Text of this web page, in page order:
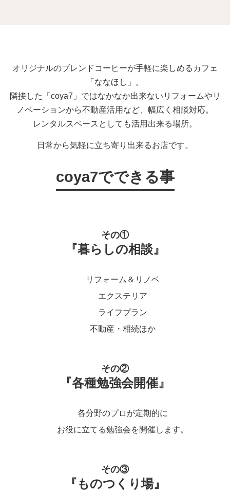
オリジナルのブレンドコーヒーが手軽に楽しめるカフェ
「ななほし」。
隣接した「coya7」ではなかなか出来ないリフォームやリ
ノベーションから不動産活用など、幅広く相談対応。
レンタルスペースとしても活用出来る場所。
日常から気軽に立ち寄り出来るお店です。
coya7でできる事
その①
『暮らしの相談』
リフォーム＆リノベ
エクステリア
ライフプラン
不動産・相続ほか
その②
『各種勉強会開催』
各分野のプロが定期的に
お役に立てる勉強会を開催します。
その③
『ものつくり場』